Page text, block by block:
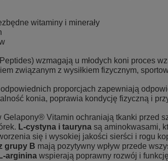
witaminy i minerały
wzmagają u młodych koni proces
związanym z wysiłkiem fizycznym,
proporcjach zapewniają
konia, poprawia kondycję fizyczną i
Vitamin ochraniają tkanki przed
L-cystyna i tauryna są aminokwasami,
się i wysokiej jakości sierści i rogu
grupy B mają pozytywny wpływ przede
arginina wspierają poprawny rozwój i